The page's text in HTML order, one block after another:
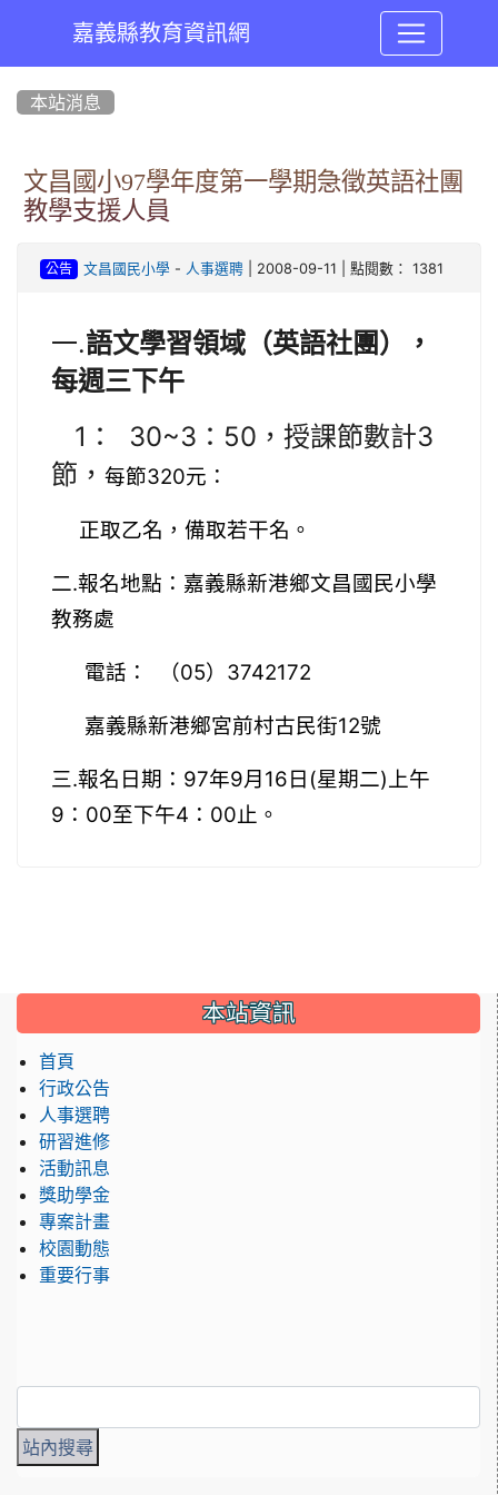
嘉義縣教育資訊網
本站消息
文昌國小97學年度第一學期急徵英語社團
教學支援人員
公告 文昌國民小學- 人事選聘| 2008-09-11 | 點閱數： 1381
一.語文學習領域（英語社團），
每週三下午
1： 30~3：50，授課節數計3
節， 每節320元：
正取乙名，備取若干名。
二.報名地點： 嘉義縣新港鄉文昌國民小學
教務處
電話： （05） 3742172
嘉義縣新港鄉宮前村古民街12號
三.報名日期：97年9月16日(星期二)上午
9：00至下午4：00止 。
::: 本站資訊
首頁
行政公告
人事選聘
研習進修
活動訊息
獎助學金
專案計畫
校園動態
重要行事